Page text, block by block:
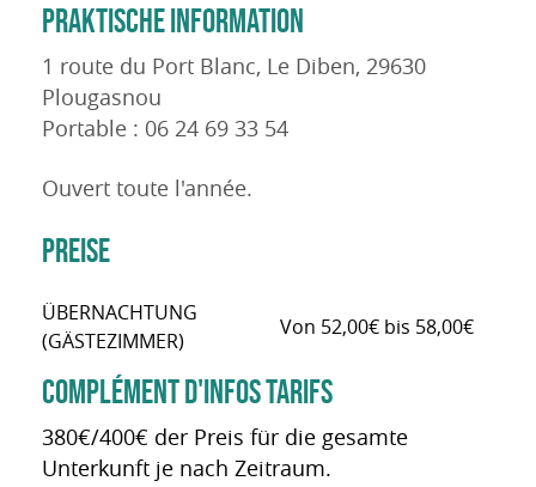
PRAKTISCHE INFORMATION
1 route du Port Blanc, Le Diben, 29630
Plougasnou
Portable : 06 24 69 33 54
Ouvert toute l'année.
PREISE
ÜBERNACHTUNG
(GÄSTEZIMMER)
Von 52,00€ bis 58,00€
COMPLÉMENT D'INFOS TARIFS
380€/400€ der Preis für die gesamte
Unterkunft je nach Zeitraum.